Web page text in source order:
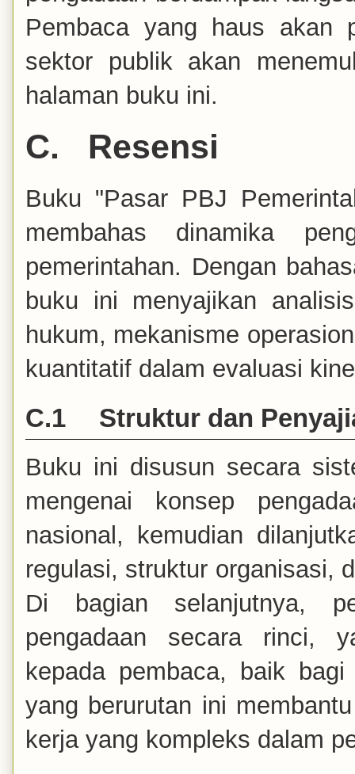
Pembaca yang haus akan
sektor publik akan
halaman buku ini.
C. Resensi
Buku "Pasar PBJ
membahas dinamika
pemerintahan. Dengan
buku ini menyajikan
hukum, mekanisme
kuantitatif dalam evaluasi
C.1 Struktur dan
Buku ini disusun secara
mengenai konsep
nasional, kemudian
regulasi, struktur organisasi,
Di bagian selanjutnya,
pengadaan secara rinci,
kepada pembaca, baik
yang berurutan ini
kerja yang kompleks dalam